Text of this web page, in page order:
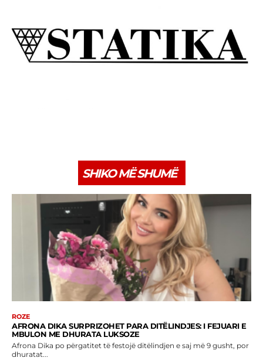
SHIKO MË SHUMË
ROZE
AFRONA DIKA SURPRIZOHET PARA DITËLINDJES: I FEJUARI E
MBULON ME DHURATA LUKSOZE
Afrona Dika po përgatitet të festojë ditëlindjen e saj më 9 gusht, por
dhuratat...